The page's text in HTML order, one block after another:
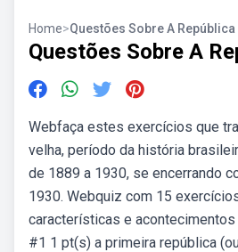
Home>Questões Sobre A República
Questões Sobre A
Webfaça estes exercícios que
velha, período da história
de 1889 a 1930, se encerrando
1930. Webquiz com 15
características e acontecimentos
#1 1 pt(s) a primeira república